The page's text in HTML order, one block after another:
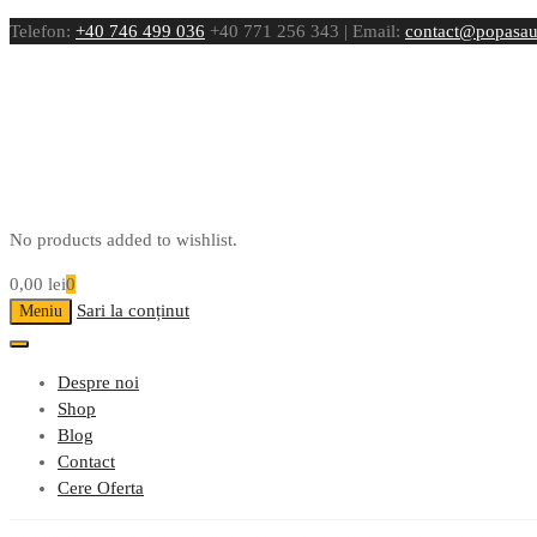
Telefon: +40 746 499 036 +40 771 256 343 | Email:
No products added to wishlist.
0,00 lei0
Meniu Sari la conținut
Despre noi
Shop
Blog
Contact
Cere Oferta